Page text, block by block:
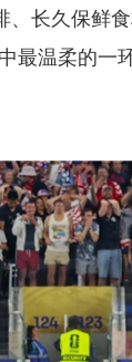
长久保鲜
最温柔的